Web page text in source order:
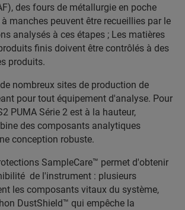
des fours de métallurgie en poche
manches peuvent être recueillies par le
analysés à ces étapes ; Les matières
finis doivent être contrôlés à des
produits.
nombreux sites de production de
pour tout équipement d'analyse. Pour
PUMA Série 2 est à la hauteur,
des composants analytiques
conception robuste.
SampleCare™ permet d'obtenir
de l'instrument : plusieurs
les composants vitaux du système,
DustShield™ qui empêche la